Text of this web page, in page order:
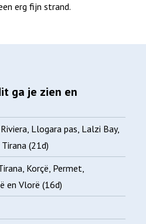
erg fijn strand.
ga je zien en
Llogara pas, Lalzi Bay,
(21d)
Korçë, Permet,
en Vlorë (16d)